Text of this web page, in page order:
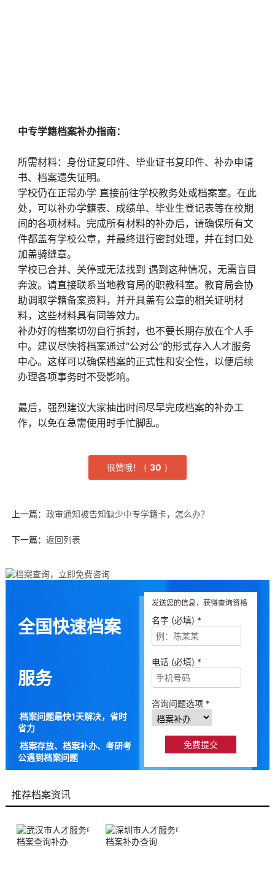
中专学籍档案补办指南：
所需材料：身份证复印件、毕业证书复印件、补办申请
书、档案遗失证明。
学校仍在正常办学 直接前往学校教务处或档案室。在此
处，可以补办学籍表、成绩单、毕业生登记表等在校期
间的各项材料。完成所有材料的补办后，请确保所有文
件都盖有学校公章，并最终进行密封处理，并在封口处
加盖骑缝章。
学校已合并、关停或无法找到 遇到这种情况，无需盲目
奔波。请直接联系当地教育局的职教科室。教育局会协
助调取学籍备案资料，并开具盖有公章的相关证明材
料，这些材料具有同等效力。
补办好的档案切勿自行拆封，也不要长期存放在个人手
中。建议尽快将档案通过“公对公”的形式存入人才服务
中心。这样可以确保档案的正式性和安全性，以便后续
办理各项事务时不受影响。
最后，强烈建议大家抽出时间尽早完成档案的补办工
作，以免在急需使用时手忙脚乱。
很赞哦！ ( 30 )
上一篇： 政审通知被告知缺少中专学籍卡，怎么办？
下一篇： 返回列表
全国快速档案
服务
档案问题最快1天解决，省时
省力
档案存放、档案补办、考研考
公遇到档案问题
发送您的信息，获得查询资格
名字 (必填) *
电话 (必填) *
咨询问题选项 *
推荐档案资讯